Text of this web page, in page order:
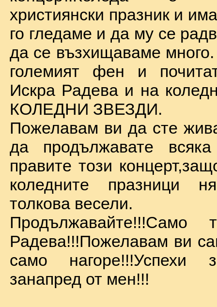
християнски празник и
го гледаме и да му се
да се възхищаваме
големият фен и
Искра Радева и на
КОЛЕДНИ ЗВЕЗДИ.
Пожелавам ви да сте
да продължавате
правите този
коледните празници
толкова весели.
Продължавайте!!!Само
Радева!!!Пожелавам ви
само
занапред от мен!!!